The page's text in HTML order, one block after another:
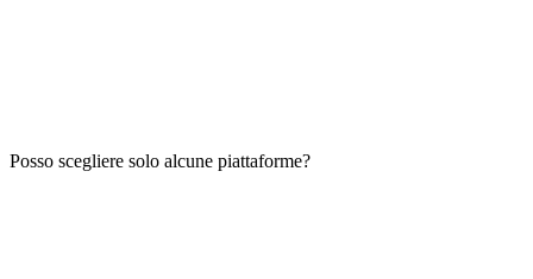
Posso scegliere solo alcune piattaforme?